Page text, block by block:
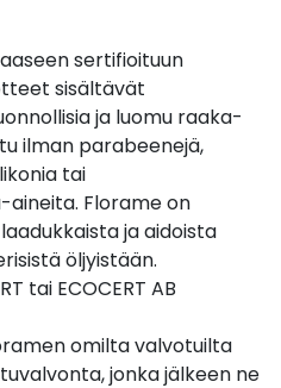
sertifioituun
sisältävät
ja luomu raaka-
ilman parabeenejä,
tai
Florame on
ja aidoista
öljyistään.
tai ECOCERT AB
omilta valvotuilta
jonka jälkeen ne